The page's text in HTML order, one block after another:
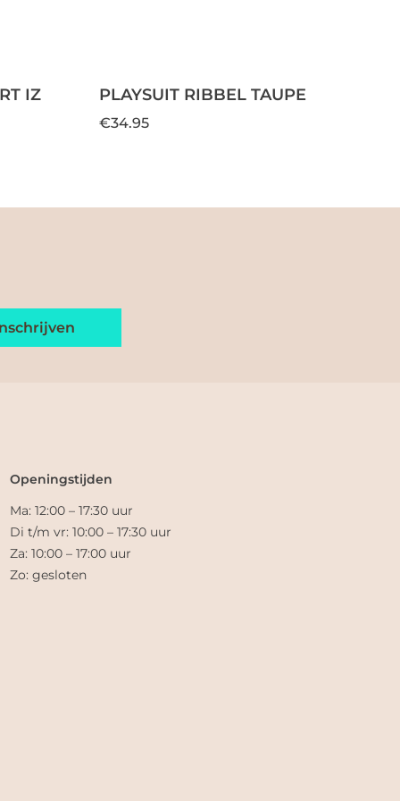
IZ PLAYSUIT RIBBEL TAUPE
€34.95
Openingstijden
Ma: 12:00 – 17:30 uur
Di t/m vr: 10:00 – 17:30 uur
Za: 10:00 – 17:00 uur
Zo: gesloten